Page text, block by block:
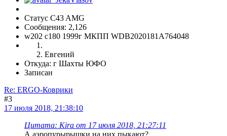
Статус C43 AMG
Сообщения: 2,126
w202 c180 1999г МКПП WDB2020181A764048
Евгений
Откуда: г Шахты ЮФО
Записан
Re: ERGO-Коврики
#3
17 июля 2018, 21:38:10
Цитата: Kira от 17 июля 2018, 21:27:11
А аэропурырышки на них пыкают?